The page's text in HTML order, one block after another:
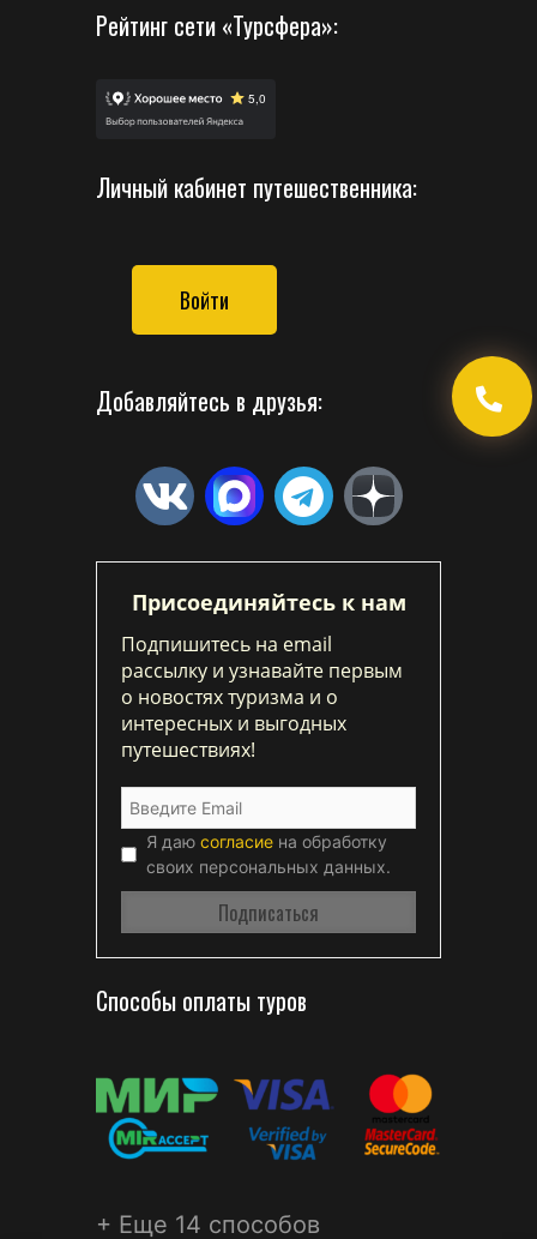
Рейтинг сети «Турсфера»:
Личный кабинет путешественника:
Войти
Добавляйтесь в друзья:
Присоединяйтесь к нам
Подпишитесь на email
рассылку и узнавайте первым
о новостях туризма и о
интересных и выгодных
путешествиях!
Я даю согласие на обработку
своих персональных данных.
Способы оплаты туров
+ Еще 14 способов